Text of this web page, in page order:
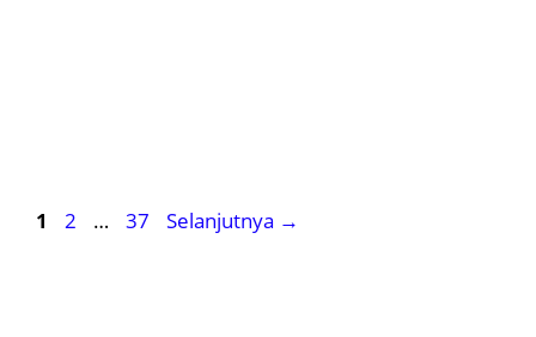
Halaman
1 Halaman
2 … Halaman
37 Selanjutnya →